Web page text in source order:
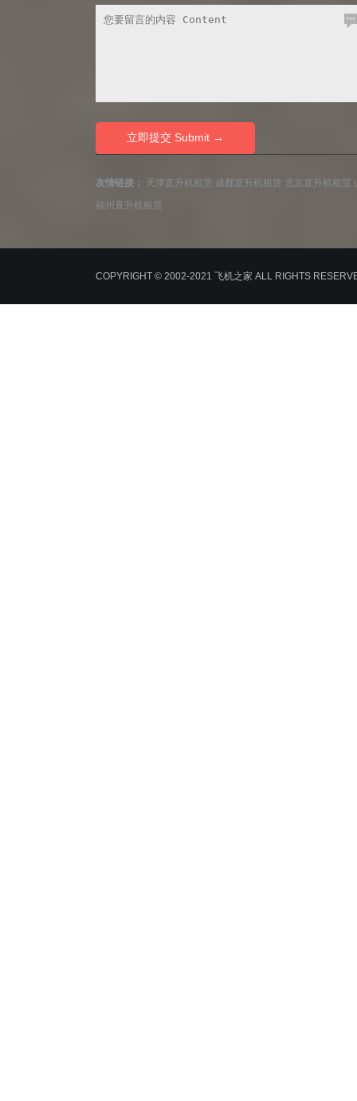
友情链接： 天津直升机租赁 成都直升机租赁 北京直升机租赁
福州直升机租赁
COPYRIGHT © 2002-2021 飞机之家 ALL RIGHTS